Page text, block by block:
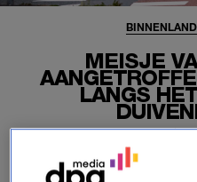
MEISJE
LANGS
BINNENLAND
20-08-2025 |
Een meisje uit Abcoude is